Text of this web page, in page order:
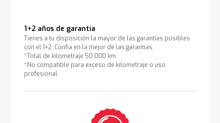
1+2 años de garantía
Tienes a tu disposición la mayor de las garantías posibles
con el 1+2. Confía en la mejor de las garantías.
*Total de kilometraje 50.000 km
*No compatible para exceso de kilometraje o uso
profesional